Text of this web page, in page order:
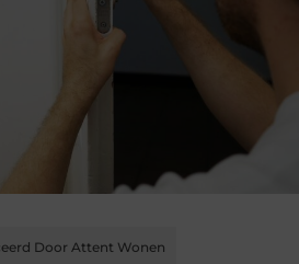
Door Attent Wonen